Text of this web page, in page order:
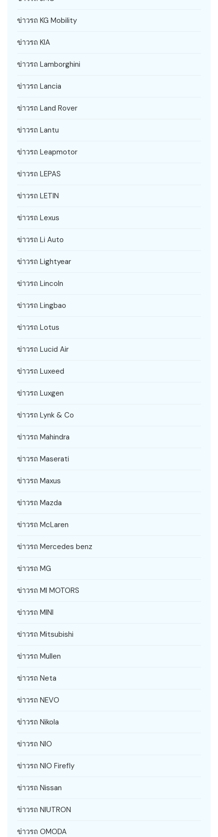
ข่าวรถ KG Mobility
ข่าวรถ KIA
ข่าวรถ Lamborghini
ข่าวรถ Lancia
ข่าวรถ Land Rover
ข่าวรถ Lantu
ข่าวรถ Leapmotor
ข่าวรถ LEPAS
ข่าวรถ LETIN
ข่าวรถ Lexus
ข่าวรถ Li Auto
ข่าวรถ Lightyear
ข่าวรถ Lincoln
ข่าวรถ Lingbao
ข่าวรถ Lotus
ข่าวรถ Lucid Air
ข่าวรถ Luxeed
ข่าวรถ Luxgen
ข่าวรถ Lynk & Co
ข่าวรถ Mahindra
ข่าวรถ Maserati
ข่าวรถ Maxus
ข่าวรถ Mazda
ข่าวรถ McLaren
ข่าวรถ Mercedes benz
ข่าวรถ MG
ข่าวรถ MI MOTORS
ข่าวรถ MINI
ข่าวรถ Mitsubishi
ข่าวรถ Mullen
ข่าวรถ Neta
ข่าวรถ NEVO
ข่าวรถ Nikola
ข่าวรถ NIO
ข่าวรถ NIO Firefly
ข่าวรถ Nissan
ข่าวรถ NIUTRON
ข่าวรถ OMODA